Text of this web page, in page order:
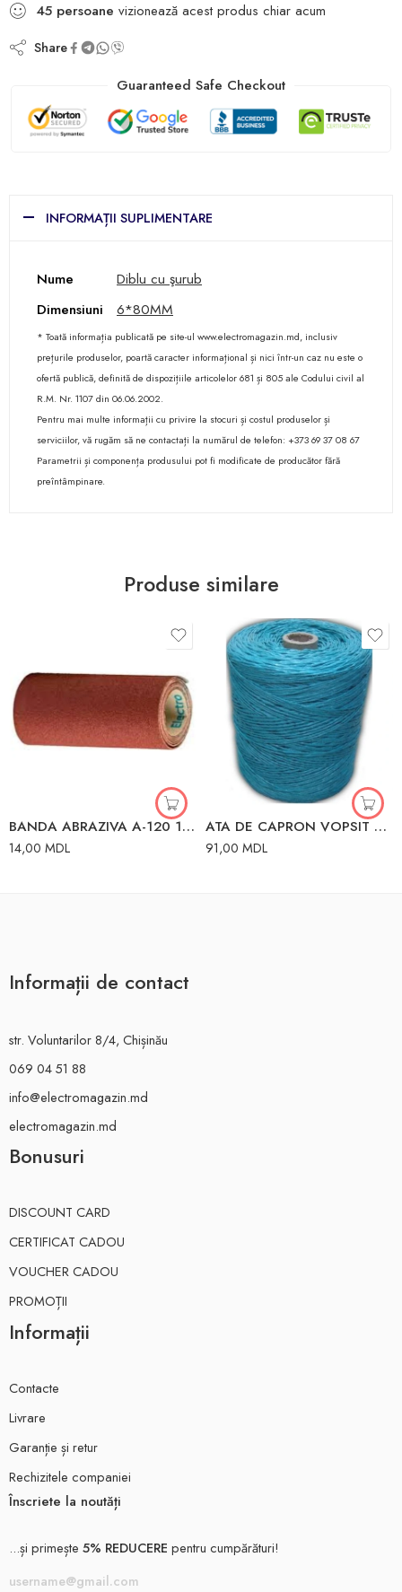
45 persoane vizionează acest produs chiar acum
Share
Guaranteed Safe Checkout
INFORMAȚII SUPLIMENTARE
Nume
Diblu cu şurub
Dimensiuni
6*80MM
* Toată informația publicată pe site-ul www.electromagazin.md, inclusiv
prețurile produselor, poartă caracter informațional și nici într-un caz nu este o
ofertă publică, definită de dispozițiile articolelor 681 și 805 ale Codului civil al
R.M. Nr. 1107 din 06.06.2002.
Pentru mai multe informații cu privire la stocuri și costul produselor și
serviciilor, vă rugăm să ne contactați la numărul de telefon: +373 69 37 08 67
Parametrii și componența produsului pot fi modificate de producător fără
preîntâmpinare.
Produse similare
BANDA ABRAZIVA A-120 100 MM x 1 M LIDER
14,00 MDL
ATA DE CAPRON VOPSIT 0.7KG(CUT-30BUC)
91,00 MDL
Informații de contact
str. Voluntarilor 8/4, Chișinău
069 04 51 88
info@electromagazin.md
electromagazin.md
Bonusuri
DISCOUNT CARD
CERTIFICAT CADOU
VOUCHER CADOU
PROMOȚII
Informații
Contacte
Livrare
Garanție și retur
Rechizitele companiei
Înscriete la noutăți
...și primește 5% REDUCERE pentru cumpărături!